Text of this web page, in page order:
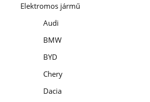
Elektromos jármű
Audi
BMW
BYD
Chery
Dacia